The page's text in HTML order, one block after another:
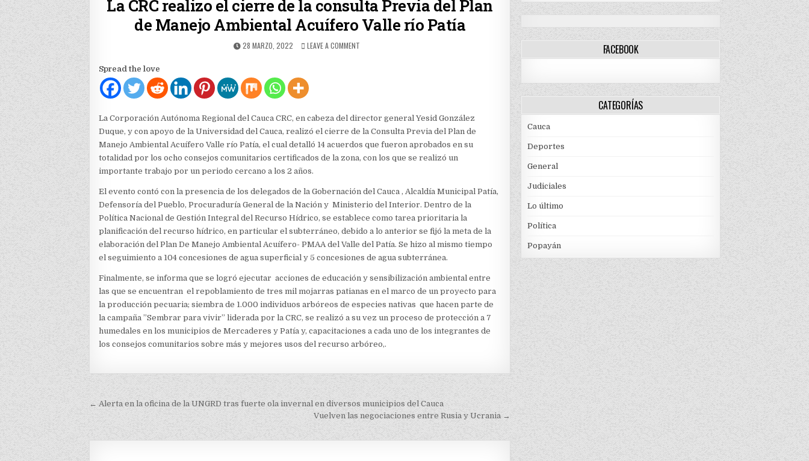
La CRC realizo el cierre de la consulta Previa del Plan
de Manejo Ambiental Acuífero Valle río Patía
PUBLISHED
28 MARZO, 2022 LEAVE A COMMENT
LA
CONSULTA
PREVIA
DEL
PLAN
AMBIENTAL
VALLE
RÍO
PATÍA
Spread the love
La Corporación Autónoma Regional del Cauca CRC, en cabeza del director general Yesid González
Duque, y con apoyo de la Universidad del Cauca, realizó el cierre de la Consulta Previa del Plan de
Manejo Ambiental Acuífero Valle río Patía, el cual detalló 14 acuerdos que fueron aprobados en su
totalidad por los ocho consejos comunitarios certificados de la zona, con los que se realizó un
importante trabajo por un periodo cercano a los 2 años.
El evento contó con la presencia de los delegados de la Gobernación del Cauca , Alcaldía Municipal Patía,
Defensoría del Pueblo, Procuraduría General de la Nación y Ministerio del Interior. Dentro de la
Política Nacional de Gestión Integral del Recurso Hídrico, se establece como tarea prioritaria la
planificación del recurso hídrico, en particular el subterráneo, debido a lo anterior se fijó la meta de la
elaboración del Plan De Manejo Ambiental Acuífero- PMAA del Valle del Patía. Se hizo al mismo tiempo
el seguimiento a 104 concesiones de agua superficial y 5 concesiones de agua subterránea.
Finalmente, se informa que se logró ejecutar acciones de educación y sensibilización ambiental entre
las que se encuentran el repoblamiento de tres mil mojarras patianas en el marco de un proyecto para
la producción pecuaria; siembra de 1.000 individuos arbóreos de especies nativas que hacen parte de
la campaña ”Sembrar para vivir” liderada por la CRC, se realizó a su vez un proceso de protección a 7
humedales en los municipios de Mercaderes y Patía y, capacitaciones a cada uno de los integrantes de
los consejos comunitarios sobre más y mejores usos del recurso arbóreo,.
Navegación
entradas
← Alerta en la oficina de la UNGRD tras fuerte ola invernal en diversos municipios del Cauca
Vuelven las negociaciones entre Rusia y Ucrania →
FACEBOOK
CATEGORÍAS
Cauca
Deportes
General
Judiciales
Lo último
Política
Popayán